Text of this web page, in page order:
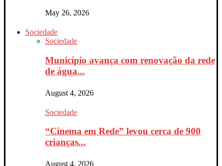
May 26, 2026
Sociedade
Sociedade
Município avança com renovação da rede
de água...
August 4, 2026
Sociedade
“Cinema em Rede” levou cerca de 900
crianças...
August 4, 2026